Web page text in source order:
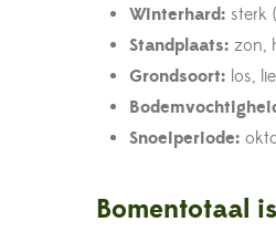
Winterhard: sterk
Standplaats: zon,
Grondsoort: los,
Snoeiperiode:
Bomentotaal